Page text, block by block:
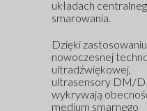
układach
smarowania.
Dzięki zastosowaniu
nowoczesnej
ultradźwiękowej,
ultrasensory DM/
wykrywają
medium smarnego